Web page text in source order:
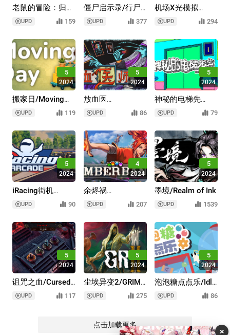
老鼠的冒险：归家
之路/A Rat's
Quest - The Way
Season 1
UPD 159
僵尸启示录/行尸
走售/The Walking
Trade
UPD 377
机场X光模拟
器/Airport X-Ray
Simulator
UPD 294
5
2024
搬家日/Moving
Day: Make It
Home
UPD 119
5
2024
放血医
师/BLOODLETTER
UPD 86
5
2024
神秘的电梯先
生/MR.ELEVATOR
UPD 79
5
2024
iRacing街机
版/iRacing Arcade
UPD 90
4
2024
余烬祸
根/Emberbane
UPD 207
5
2024
墨境/Realm of Ink
UPD 1539
5
2024
诅咒之血/Cursed
Blood
UPD 117
5
2024
尘埃异变2/GRIME
II
UPD 275
5
2024
泡泡糖点点乐/Idle
Gumball Machin
UPD 86
点击加载更多
×